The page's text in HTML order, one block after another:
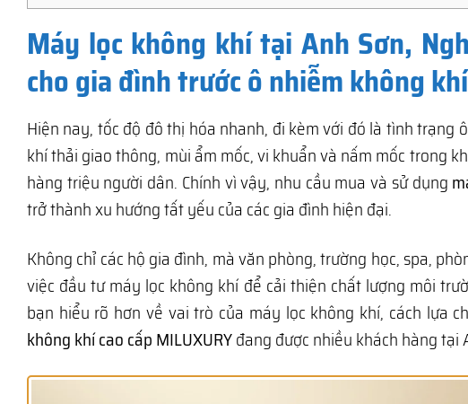
Máy lọc không khí tại Anh Sơn,
cho gia đình trước ô nhiễm không khí
Hiện nay, tốc độ đô thị hóa nhanh, đi kèm với đó là tình
khí thải giao thông, mùi ẩm mốc, vi khuẩn và nấm mốc trong
hàng triệu người dân. Chính vì vậy, nhu cầu mua và sử dụng
trở thành xu hướng tất yếu của các gia đình hiện đại.
Không chỉ các hộ gia đình, mà văn phòng, trường học, spa,
việc đầu tư máy lọc không khí để cải thiện chất lượng môi
bạn hiểu rõ hơn về vai trò của máy lọc không khí, cách lựa
không khí cao cấp MILUXURYđang được nhiều khách hàng tại